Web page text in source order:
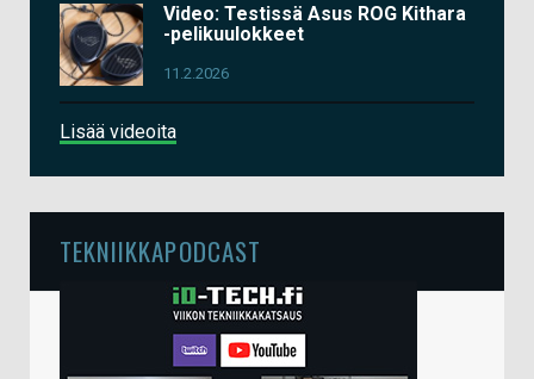
Video: Testissä Asus ROG Kithara
-pelikuulokkeet
11.2.2026
Lisää videoita
TEKNIIKKAPODCAST